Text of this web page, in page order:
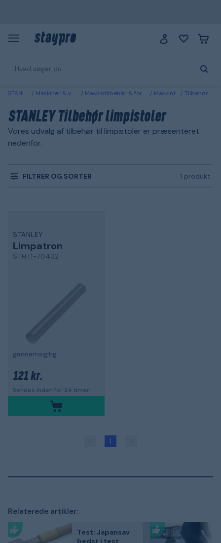
STANLEY Maskiner & værktøj Maskintilbehør & forbrugsvarer Maskintilbehør Tilbehør limpistoler
STANLEY Tilbehør limpistoler
Vores udvalg af tilbehør til limpistoler er præsenteret
nedenfor.
FILTRER OG SORTER 1 produkt
STANLEY
Limpatron
STHT1-70432
gennemsigtig
121 kr.
Sendes inden for 24 timer!
1
Relaterede artikler:
Test: Japansav
bedst i test